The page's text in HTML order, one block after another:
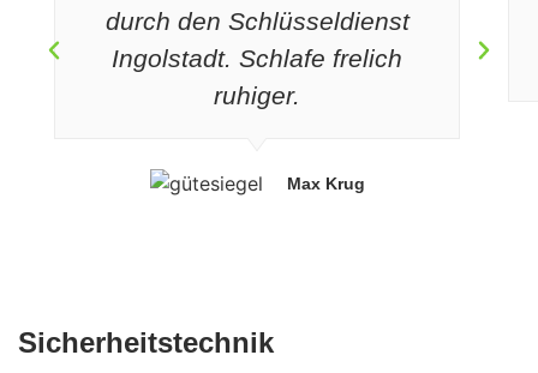
durch den Schlüsseldienst
Ingolstadt. Schlafe frelich
ruhiger.
Max Krug
Sicherheitstechnik